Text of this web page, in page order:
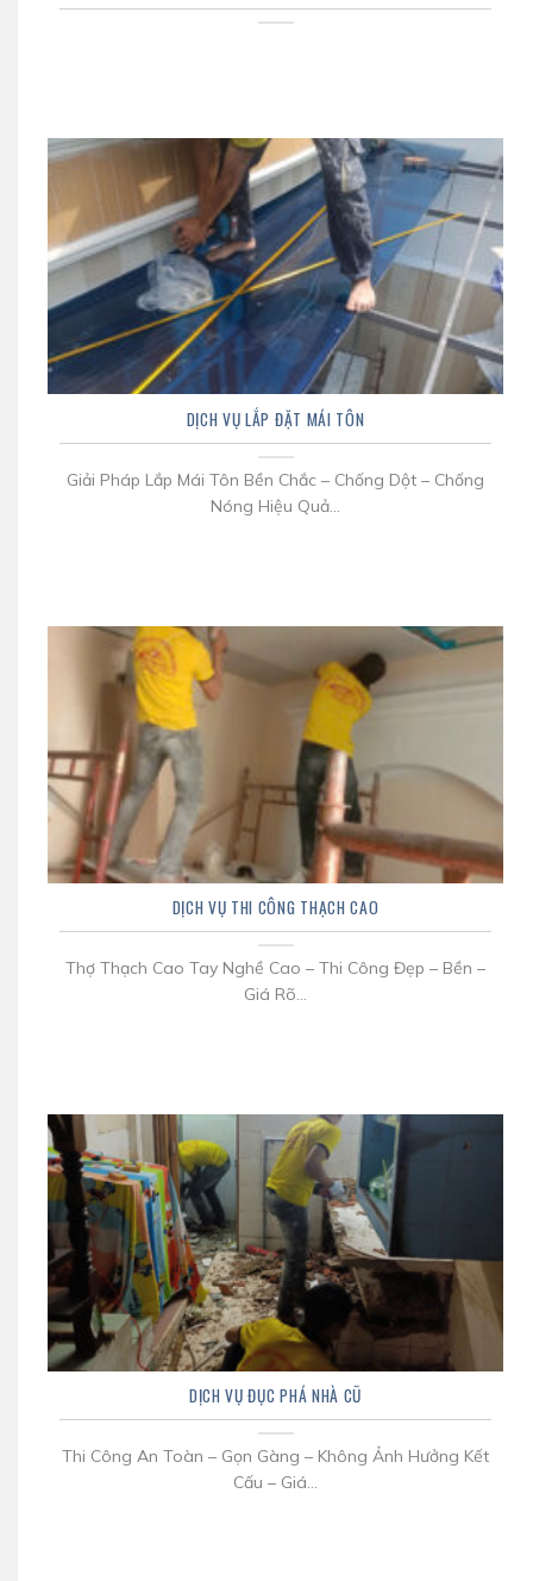
DỊCH VỤ LẮP ĐẶT MÁI TÔN
Giải Pháp Lắp Mái Tôn Bền Chắc – Chống Dột – Chống
Nóng Hiệu Quả...
DỊCH VỤ THI CÔNG THẠCH CAO
Thợ Thạch Cao Tay Nghề Cao – Thi Công Đẹp – Bền –
Giá Rõ...
DỊCH VỤ ĐỤC PHÁ NHÀ CŨ
Thi Công An Toàn – Gọn Gàng – Không Ảnh Hưởng Kết
Cấu – Giá...